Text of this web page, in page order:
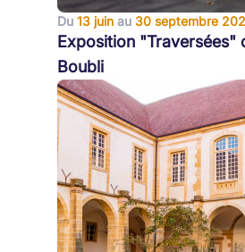
Du 13 juin au 30 septembre
Exposition "Traversées"
Boubli